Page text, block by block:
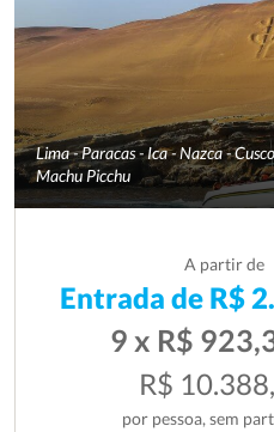
Lima - Paracas - Ica - Nazca -
Machu Picchu
A partir de
Entrada de R$
9 x R$
R$
por pessoa, sem